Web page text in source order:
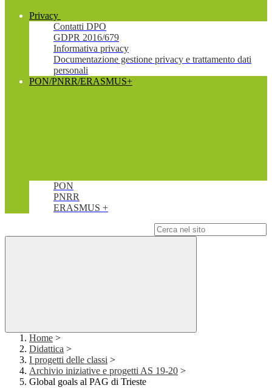
Privacy
Contatti DPO
GDPR 2016/679
Informativa privacy
Documentazione gestione privacy e trattamento dati
personali
PON/PNRR/ERASMUS+
PON
PNRR
ERASMUS +
Home >
Didattica >
I progetti delle classi >
Archivio iniziative e progetti AS 19-20 >
Global goals al PAG di Trieste